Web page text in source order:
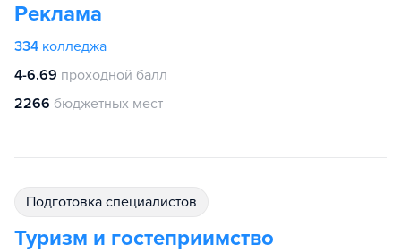
Реклама
334 колледжа
4-6.69 проходной балл
2266 бюджетных мест
подготовка специалистов
Туризм и гостеприимство